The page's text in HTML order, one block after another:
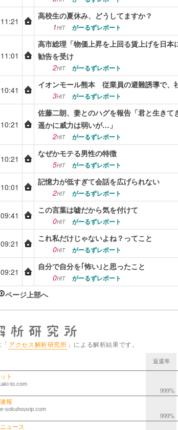
11:21
高校生の夏休み、どうしてますか？
1HIT がーるずレポート
11:01
高市総理「物価上昇を上回る賃上げを日
勧告を受け
2HIT がーるずレポート
10:41
イオンモール熊本 従業員の避難誘導で、
3HIT がーるずレポート
10:21
佐藤二朗、妻とのハグを報告「君と生き
遥かに威力は弱いが…」
2HIT がーるずレポート
10:21
なぜかモテる男性の特徴
5HIT がーるずレポート
10:01
記憶力が低すぎて会話を広げられない
2HIT がーるずレポート
09:41
この言葉は嘘だから気を付けて
0HIT がーるずレポート
09:21
これ私だけじゃないよね？ってこと
0HIT がーるずレポート
09:21
自分で自分を｢怖い｣と思ったこと
0HIT がーるずレポート
ページ上部へ